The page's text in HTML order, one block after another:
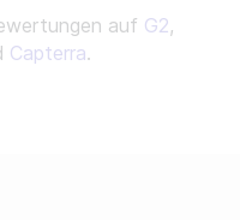
auf G2,
Capterra.